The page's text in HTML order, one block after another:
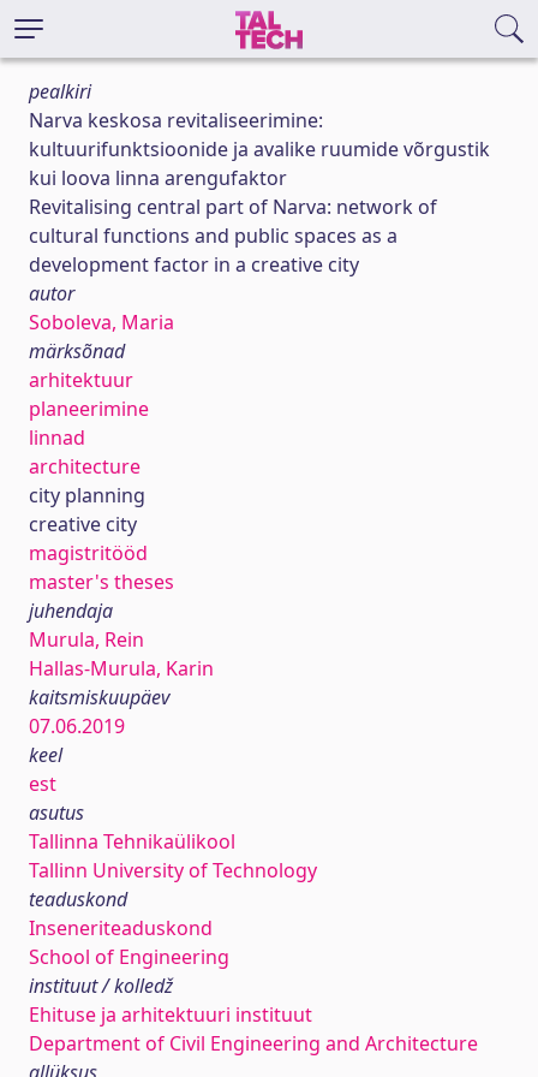
pealkiri
Narva keskosa revitaliseerimine:
kultuurifunktsioonide ja avalike ruumide võrgustik
kui loova linna arengufaktor
Revitalising central part of Narva: network of
cultural functions and public spaces as a
development factor in a creative city
autor
Soboleva, Maria
märksõnad
arhitektuur
planeerimine
linnad
architecture
city planning
creative city
magistritööd
master's theses
juhendaja
Murula, Rein
Hallas-Murula, Karin
kaitsmiskuupäev
07.06.2019
keel
est
asutus
Tallinna Tehnikaülikool
Tallinn University of Technology
teaduskond
Inseneriteaduskond
School of Engineering
instituut / kolledž
Ehituse ja arhitektuuri instituut
Department of Civil Engineering and Architecture